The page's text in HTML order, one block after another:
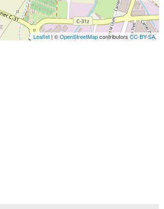
Leaflet | ©OpenStreetMapcontributors CC-BY-SA,